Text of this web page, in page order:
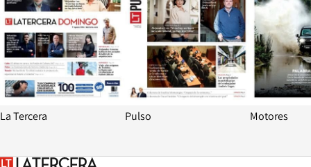
La Tercera Pulso Motores